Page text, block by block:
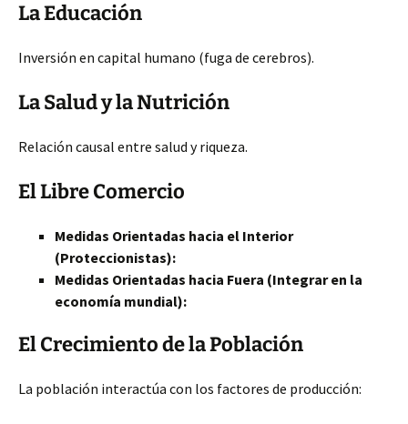
La Educación
Inversión en capital humano (fuga de cerebros).
La Salud y la Nutrición
Relación causal entre salud y riqueza.
El Libre Comercio
Medidas Orientadas hacia el Interior
(Proteccionistas):
Medidas Orientadas hacia Fuera (Integrar en la
economía mundial):
El Crecimiento de la Población
La población interactúa con los factores de producción: